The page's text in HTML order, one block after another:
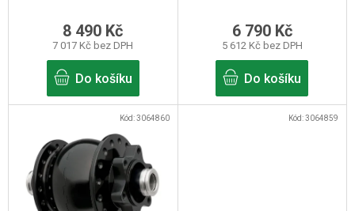
7 017 Kč bez DPH
8 490 Kč
Do košíku
5 612 Kč bez DPH
6 790 Kč
Do košíku
Kód:3064860 Kód:3064859